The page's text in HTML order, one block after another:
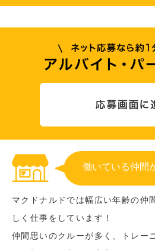
働いている仲間
マクドナルドでは幅広い年齢の仲
しく仕事をしています！
仲間思いのクルーが多く、トレー